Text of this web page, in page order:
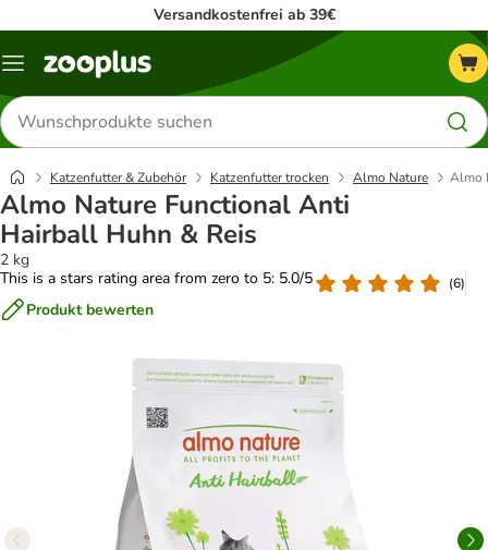
Versandkostenfrei ab 39€
Menü
Produkte
suchen
Katzenfutter & Zubehör Katzenfutter trocken Almo Nature Almo
Almo Nature Functional Anti
Hairball Huhn & Reis
2 kg
This is a stars rating area from zero to 5: 5.0/5
(6)
Produkt bewerten